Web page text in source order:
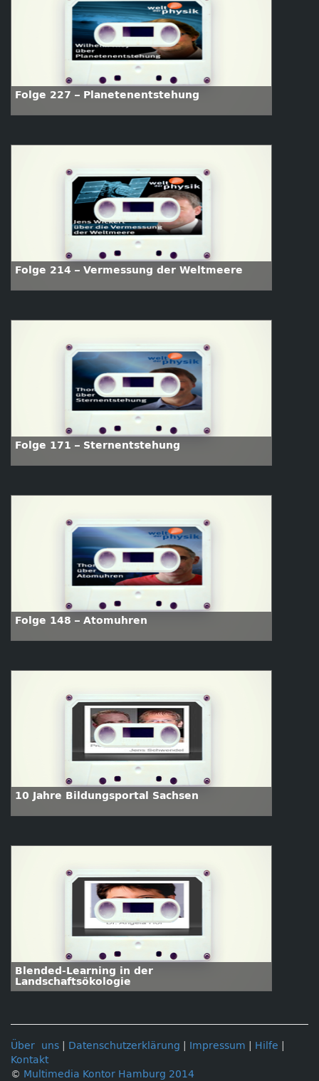
Folge 227 – Planetenentstehung
Folge 214 – Vermessung der Weltmeere
Folge 171 – Sternentstehung
Folge 148 – Atomuhren
10 Jahre Bildungsportal Sachsen
Blended-Learning in der
Landschaftsökologie
Über uns Datenschutzerklärung Impressum Hilfe
Kontakt
© Multimedia Kontor Hamburg 2014